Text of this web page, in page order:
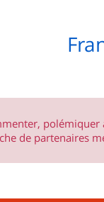
de partenaires